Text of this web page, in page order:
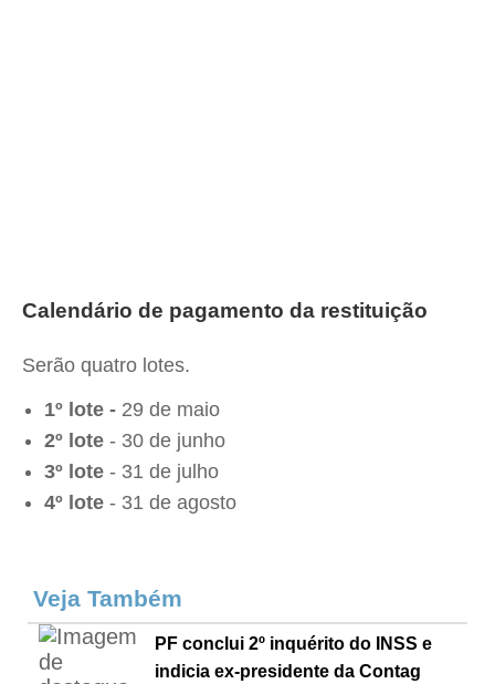
Calendário de pagamento da restituição
Serão quatro lotes.
1º lote - 29 de maio
2º lote - 30 de junho
3º lote - 31 de julho
4º lote - 31 de agosto
Veja Também
PF conclui 2º inquérito do INSS e
indicia ex-presidente da Contag